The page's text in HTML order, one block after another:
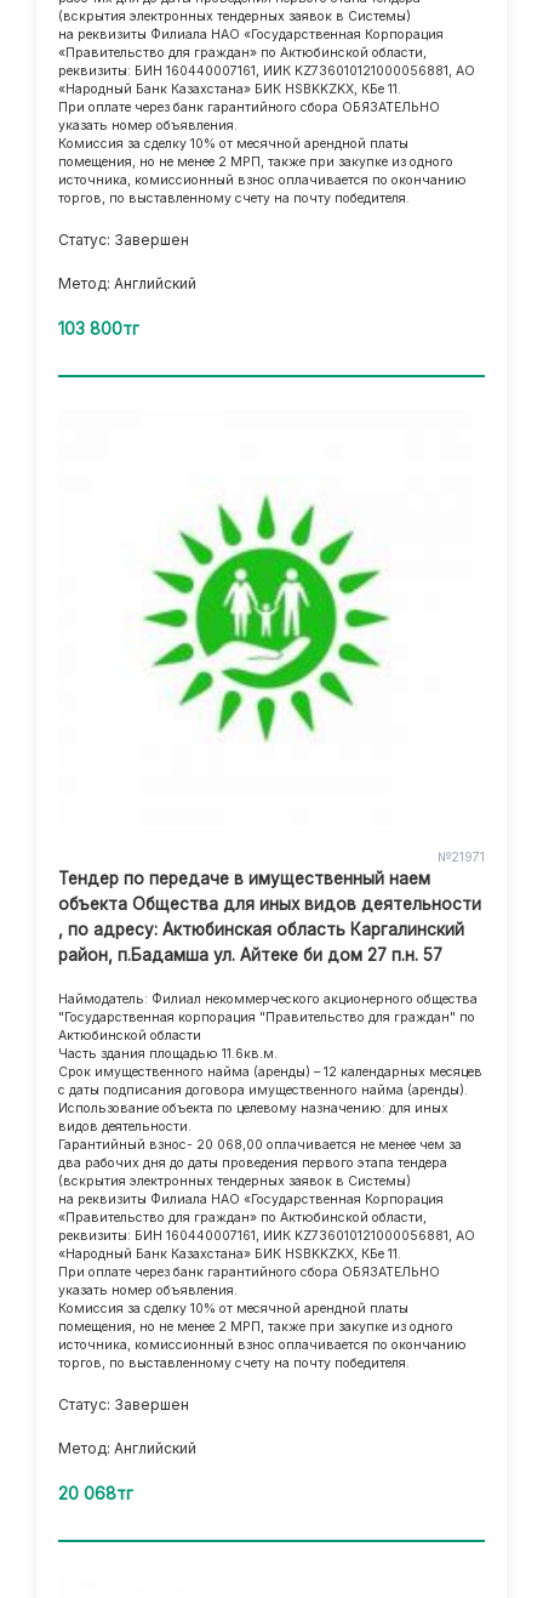
(вскрытия электронных тендерных заявок в Системы)
на реквизиты Филиала НАО «Государственная Корпорация
«Правительство для граждан» по Актюбинской области,
реквизиты: БИН 160440007161, ИИК KZ736010121000056881, АО
«Народный Банк Казахстана» БИК HSBKKZKX, КБе 11.
При оплате через банк гарантийного сбора ОБЯЗАТЕЛЬНО
указать номер объявления.
Комиссия за сделку 10% от месячной арендной платы
помещения, но не менее 2 МРП, также при закупке из одного
источника, комиссионный взнос оплачивается по окончанию
торгов, по выставленному счету на почту победителя.
Статус: Завершен
Метод: Английский
103 800тг
№21971
Тендер по передаче в имущественный наем
объекта Общества для иных видов деятельности
, по адресу: Актюбинская область Каргалинский
район, п.Бадамша ул. Айтеке би дом 27 п.н. 57
Наймодатель: Филиал некоммерческого акционерного общества
"Государственная корпорация "Правительство для граждан" по
Актюбинской области
Часть здания площадью 11.6кв.м.
Срок имущественного найма (аренды) – 12 календарных месяцев
с даты подписания договора имущественного найма (аренды).
Использование объекта по целевому назначению: для иных
видов деятельности.
Гарантийный взнос- 20 068,00 оплачивается не менее чем за
два рабочих дня до даты проведения первого этапа тендера
(вскрытия электронных тендерных заявок в Системы)
на реквизиты Филиала НАО «Государственная Корпорация
«Правительство для граждан» по Актюбинской области,
реквизиты: БИН 160440007161, ИИК KZ736010121000056881, АО
«Народный Банк Казахстана» БИК HSBKKZKX, КБе 11.
При оплате через банк гарантийного сбора ОБЯЗАТЕЛЬНО
указать номер объявления.
Комиссия за сделку 10% от месячной арендной платы
помещения, но не менее 2 МРП, также при закупке из одного
источника, комиссионный взнос оплачивается по окончанию
торгов, по выставленному счету на почту победителя.
Статус: Завершен
Метод: Английский
20 068тг